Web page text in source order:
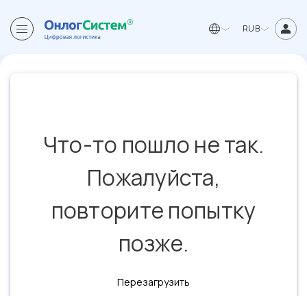
RUB
Что-то пошло не так.
Пожалуйста,
повторите попытку
позже.
Перезагрузить